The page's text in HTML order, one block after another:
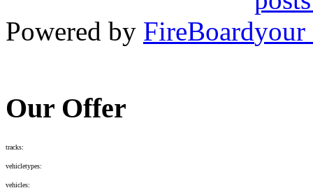
Powered by FireBoard
Our Offer
tracks:
vehicletypes:
vehicles: